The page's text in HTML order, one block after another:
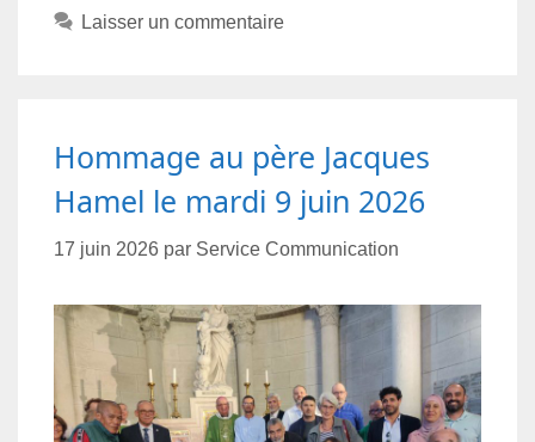
Laisser un commentaire
Hommage au père Jacques
Hamel le mardi 9 juin 2026
17 juin 2026 par Service Communication